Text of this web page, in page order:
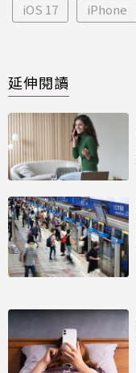
iOS 17 iPhone
延伸閱讀